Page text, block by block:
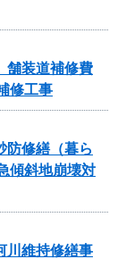
舗装道補修費
修工事
防修繕（暮ら
傾斜地崩壊対
川維持修繕事